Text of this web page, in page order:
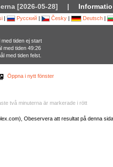
[2026-05-28] |
| Русский | Česky | Deutsch |
med tiden ej start
med tiden 49:26
med tiden felst.
Öppna i nytt fönster
två minuterna är markerade i rött
Obeservera att resultat på denna